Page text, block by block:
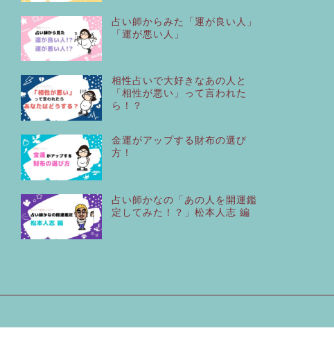
占い師からみた「運が良い人」
「運が悪い人」
相性占いで大好きなあの人と
「相性が悪い」って言われた
ら！？
金運がアップする財布の選び
方！
占い師かなの「あの人を開運鑑
定してみた！？」松本人志 編